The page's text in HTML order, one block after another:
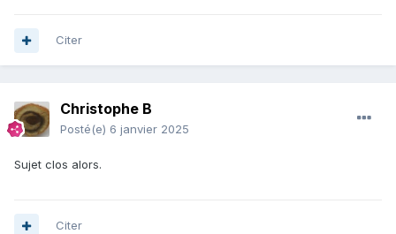
Citer
Christophe B
Posté(e) 6 janvier 2025
Sujet clos alors.
Citer